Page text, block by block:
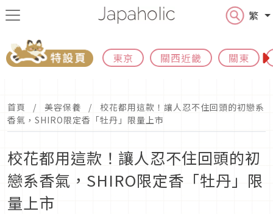
繁
東京 關西近畿 關東
首頁 美容保養
校花都用這款！讓人忍不住回頭的初戀系
香氣，SHIRO限定香「牡丹」限量上市
校花都用這款！讓人忍不住回頭的初
戀系香氣，SHIRO限定香「牡丹」限
量上市